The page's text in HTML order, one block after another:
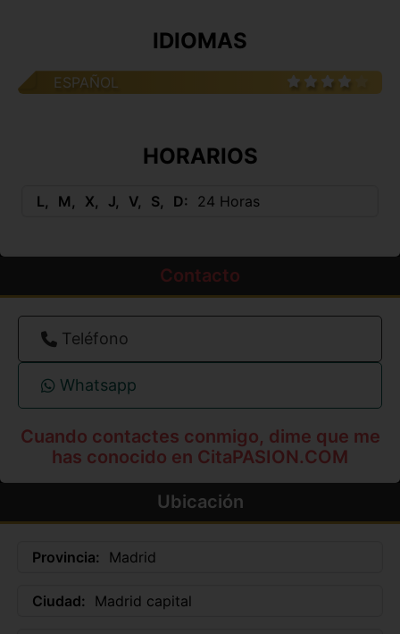
IDIOMAS
ESPAÑOL
HORARIOS
L M X J V S D 24 Horas
Contacto
Teléfono
Whatsapp
Cuando contactes conmigo, dime que me
has conocido en CitaPASION.COM
Ubicación
Provincia: Madrid
Ciudad: Madrid capital